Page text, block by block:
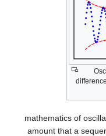
mathematics of
amount that a